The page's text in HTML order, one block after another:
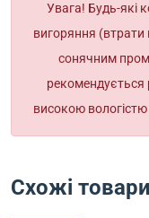
Увага! Будь-які
вигоряння
сонячним
рекомендується
високою
Схожі товари